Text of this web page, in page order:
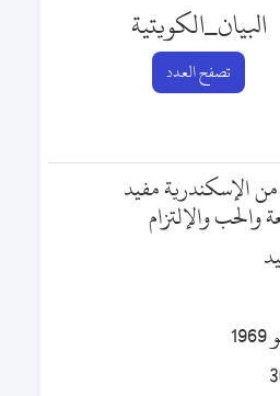
البيان_الكويتية
تصفح العدد
الإسكندرية مفيد
والحب والإلتزام